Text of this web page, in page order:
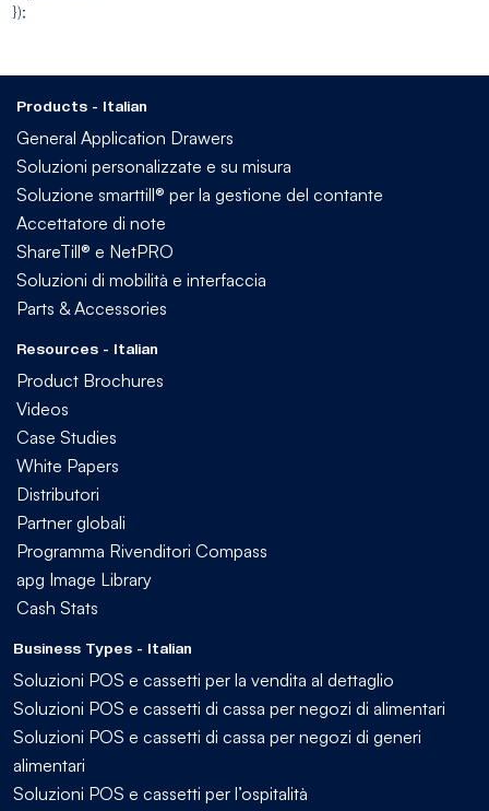
});
Products - Italian
General Application Drawers
Soluzioni personalizzate e su misura
Soluzione smarttill® per la gestione del contante
Accettatore di note
ShareTill® e NetPRO
Soluzioni di mobilità e interfaccia
Parts & Accessories
Resources - Italian
Product Brochures
Videos
Case Studies
White Papers
Distributori
Partner globali
Programma Rivenditori Compass
apg Image Library
Cash Stats
Business Types - Italian
Soluzioni POS e cassetti per la vendita al dettaglio
Soluzioni POS e cassetti di cassa per negozi di alimentari
Soluzioni POS e cassetti di cassa per negozi di generi
alimentari
Soluzioni POS e cassetti per l’ospitalità